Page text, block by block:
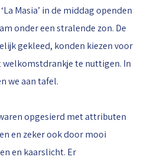
Masia’ in de middag openden
onder een stralende zon. De
gekleed, konden kiezen voor
te nuttigen. In
we aan tafel.
opgesierd met attributen
en zeker ook door mooi
en kaarslicht. Er